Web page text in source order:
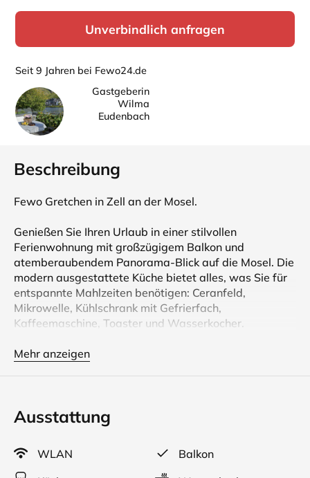
Unverbindlich anfragen
Seit 9 Jahren bei Fewo24.de
Gastgeberin
Wilma
Eudenbach
Beschreibung
Fewo Gretchen in Zell an der Mosel.
Genießen Sie Ihren Urlaub in einer stilvollen
Ferienwohnung mit großzügigem Balkon und
atemberaubendem Panorama-Blick auf die Mosel. Die
modern ausgestattete Küche bietet alles, was Sie für
entspannte Mahlzeiten benötigen: Ceranfeld,
Mikrowelle, Kühlschrank mit Gefrierfach,
Kaffeemaschine, Toaster und Wasserkocher.
gelegen, lädt mit einem komfortablen Doppelbett,
Der 20 m² große Balkon ist ein echtes Highlight –
perfekt für ein Frühstück in der Morgensonne oder zum
Sonnenbaden auf den bereitgestellten Liegestühlen.
Eine Sitzgarnitur und Sonnenschutz sorgen für
Komfort.
Mehr anzeigen
Ausstattung
WLAN
Balkon